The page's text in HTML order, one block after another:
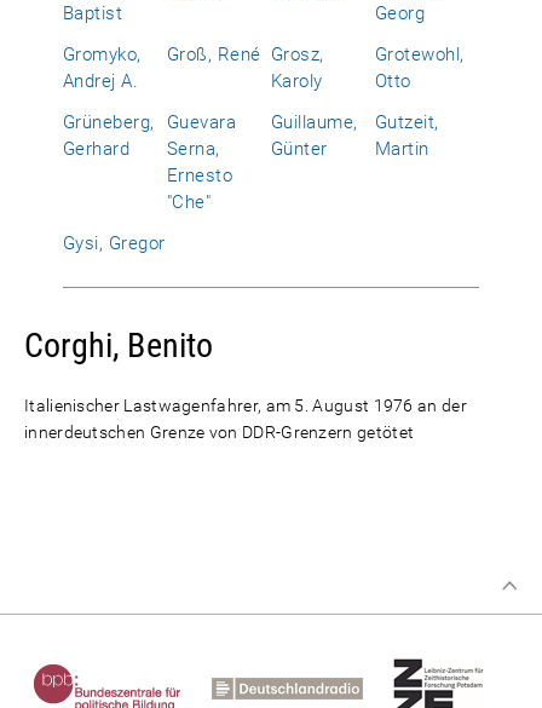
Baptist
Georg
Gromyko,
Andrej A.
Groß, René Grosz,
Karoly
Grotewohl,
Otto
Grüneberg,
Gerhard
Guevara
Serna,
Ernesto
"Che"
Guillaume,
Günter
Gutzeit,
Martin
Gysi, Gregor
Corghi, Benito
Italienischer Lastwagenfahrer, am 5. August 1976 an der
innerdeutschen Grenze von DDR-Grenzern getötet